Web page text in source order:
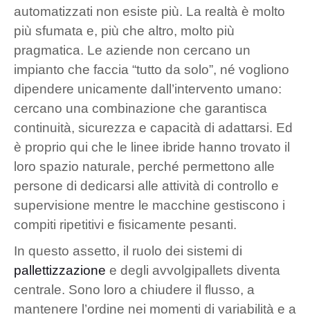
automatizzati non esiste più. La realtà è molto
più sfumata e, più che altro, molto più
pragmatica. Le aziende non cercano un
impianto che faccia “tutto da solo”, né vogliono
dipendere unicamente dall’intervento umano:
cercano una combinazione che garantisca
continuità, sicurezza e capacità di adattarsi. Ed
è proprio qui che le linee ibride hanno trovato il
loro spazio naturale, perché permettono alle
persone di dedicarsi alle attività di controllo e
supervisione mentre le macchine gestiscono i
compiti ripetitivi e fisicamente pesanti.
In questo assetto, il ruolo dei sistemi di
pallettizzazione e degli avvolgipallets diventa
centrale. Sono loro a chiudere il flusso, a
mantenere l’ordine nei momenti di variabilità e a